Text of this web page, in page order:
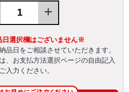
+
選択欄はございません※
品日をご相談させていただきます。
、お支払方法選択ページの自由記入
入力ください。